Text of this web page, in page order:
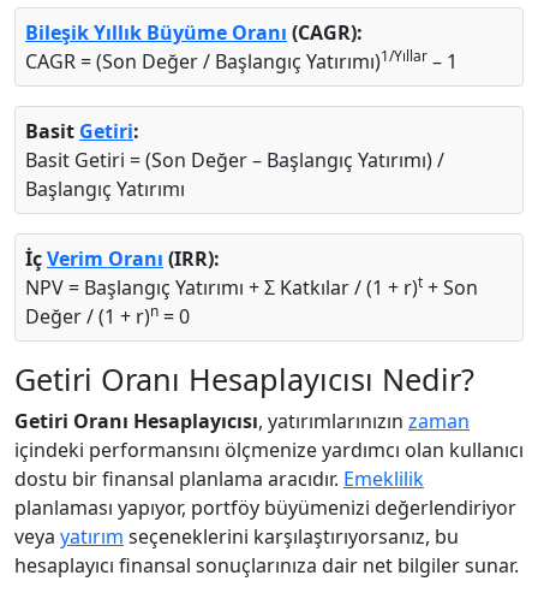
Bileşik Yıllık Büyüme Oranı (CAGR):
CAGR = (Son Değer / Başlangıç Yatırımı)1/Yıllar – 1
Basit Getiri:
Basit Getiri = (Son Değer – Başlangıç Yatırımı) /
Başlangıç Yatırımı
İçVerim Oranı (IRR):
NPV = Başlangıç Yatırımı + Σ Katkılar / (1 + r)t + Son
Değer / (1 + r)n = 0
Getiri Oranı Hesaplayıcısı Nedir?
Getiri Oranı Hesaplayıcısı, yatırımlarınızın zaman
içindeki performansını ölçmenize yardımcı olan kullanıcı
dostu bir finansal planlama aracıdır. Emeklilik
planlaması yapıyor, portföy büyümenizi değerlendiriyor
veya yatırım seçeneklerini karşılaştırıyorsanız, bu
hesaplayıcı finansal sonuçlarınıza dair net bilgiler sunar.